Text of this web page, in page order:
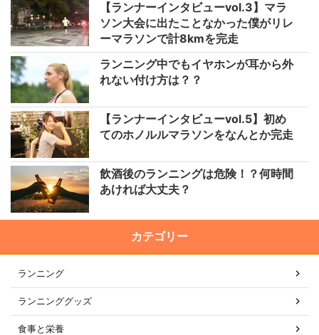
【ランナーインタビューvol.3】マラ
ソン大会に出たことなかった僕がリレ
ーマラソンで計8kmを完走
ランニング中でもイヤホンが耳から外
れない付け方は？？
【ランナーインタビューvol.5】初め
てのホノルルマラソンをなんとか完走
飲酒後のランニングは危険！？何時間
あければ大丈夫？
カテゴリー
ランニング
ランニンググッズ
食事と栄養